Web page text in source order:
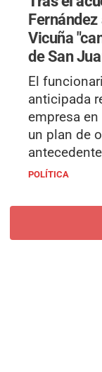
Vicuña
de San
El
anticipada
empresa
un plan de
POLÍTICA